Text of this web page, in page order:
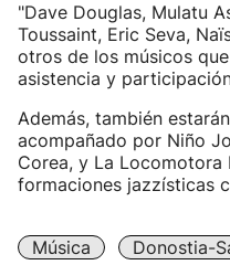
"Dave Douglas, Mulatu
Toussaint, Eric Seva,
otros de los músicos
asistencia y
Además, también
acompañado por Niño
Corea, y La Locomotora
formaciones jazzísticas
Música Donostia-